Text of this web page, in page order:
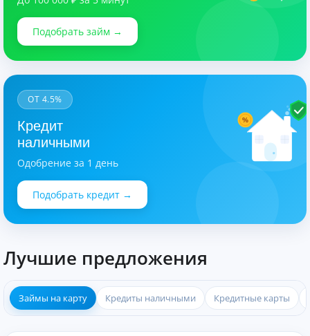
Подобрать займ →
%
ОТ 4.5%
Кредит
наличными
Одобрение за 1 день
Подобрать кредит →
Лучшие предложения
Займы на карту Кредиты наличными Кредитные карты